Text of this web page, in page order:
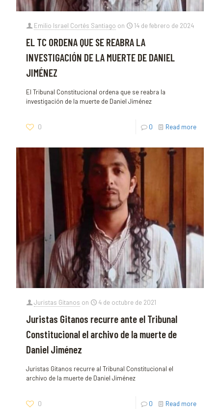
Emilio Israel Cortés Santiago on 14 de febrero de 2024
EL TC ORDENA QUE SE REABRA LA
INVESTIGACIÓN DE LA MUERTE DE DANIEL
JIMÉNEZ
El Tribunal Constitucional ordena que se reabra la
investigación de la muerte de Daniel Jiménez
0 0 Read more
Juristas Gitanos on 4 de octubre de 2021
Juristas Gitanos recurre ante el Tribunal
Constitucional el archivo de la muerte de
Daniel Jiménez
Juristas Gitanos recurre al Tribunal Constitucional el
archivo de la muerte de Daniel Jiménez
0 0 Read more